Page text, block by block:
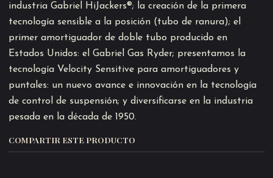
industria Gabriel HiJackers®; la creación de la primera
tecnología sensible a la posición (tubo de ranura); el
primer amortiguador de doble tubo producido en
Estados Unidos: el Gabriel Gas Ryder; presentamos la
tecnología Velocity Sensitive para amortiguadores y
puntales: un nuevo avance e innovación en la tecnología
de control de suspensión; y diversificarse en la industria
pesada en la década de 1950.
COMPARTIR ESTE PRODUCTO